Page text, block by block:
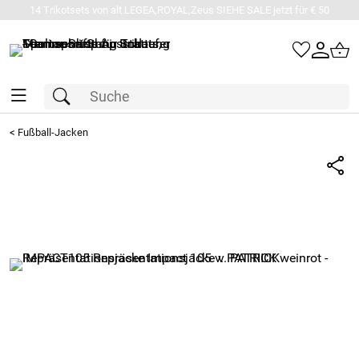
14 Trikotsets von alt.LEGEA,ROYAL,Zeus SIEHE SALE jetzt für € 50
< Fußball-Jacken